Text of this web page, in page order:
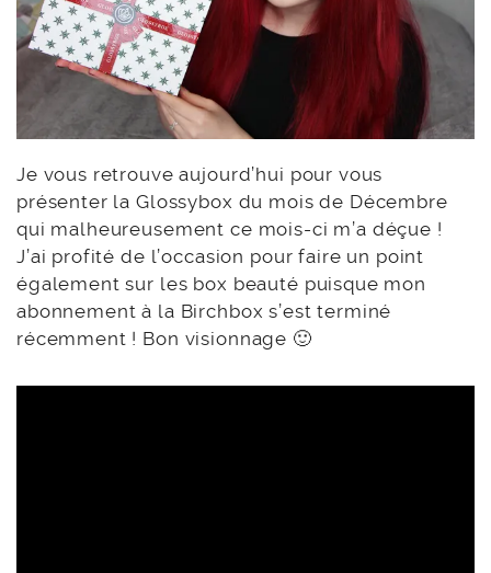
Je vous retrouve aujourd’hui pour vous
présenter la Glossybox du mois de Décembre
qui malheureusement ce mois-ci m’a déçue !
J’ai profité de l’occasion pour faire un point
également sur les box beauté puisque mon
abonnement à la Birchbox s’est terminé
récemment ! Bon visionnage 🙂